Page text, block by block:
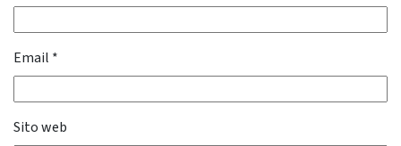
Email *
Sito web